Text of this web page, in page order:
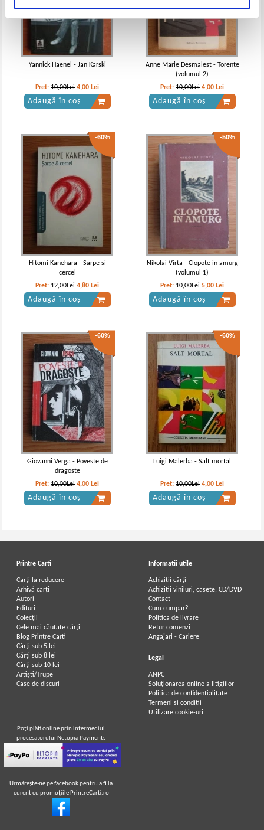
Yannick Haenel - Jan Karski
Pret:10,00Lei 4,00 Lei
Adaugă în coș
Anne Marie Desmalest - Torente
(volumul 2)
Pret:10,00Lei 4,00 Lei
Adaugă în coș
-60%
Hitomi Kanehara - Sarpe si
cercel
Pret:12,00Lei 4,80 Lei
Adaugă în coș
-50%
Nikolai Virta - Clopote in amurg
(volumul 1)
Pret:10,00Lei 5,00 Lei
Adaugă în coș
-60%
Giovanni Verga - Poveste de
dragoste
Pret:10,00Lei 4,00 Lei
Adaugă în coș
-60%
Luigi Malerba - Salt mortal
Pret:10,00Lei 4,00 Lei
Adaugă în coș
Printre Carti
Carți la reducere
Arhivă carți
Autori
Edituri
Colecții
Cele mai căutate cărți
Blog Printre Carti
Cărţi sub 5 lei
Cărţi sub 8 lei
Cărţi sub 10 lei
Artiști/Trupe
Case de discuri
Informatii utile
Achizitii cărți
Achizitii viniluri, casete, CD/DVD
Contact
Cum cumpar?
Politica de livrare
Retur comenzi
Angajari - Cariere
Legal
ANPC
Soluționarea online a litigiilor
Politica de confidentialitate
Termeni si conditii
Utilizare cookie-uri
Poţi plăti online prin intermediul
procesatorului Netopia Payments
Urmăreşte-ne pe facebook pentru a fi la
curent cu promoţiile PrintreCarti.ro